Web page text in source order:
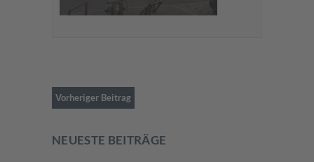
Vorheriger Beitrag
NEUESTE BEITRÄGE